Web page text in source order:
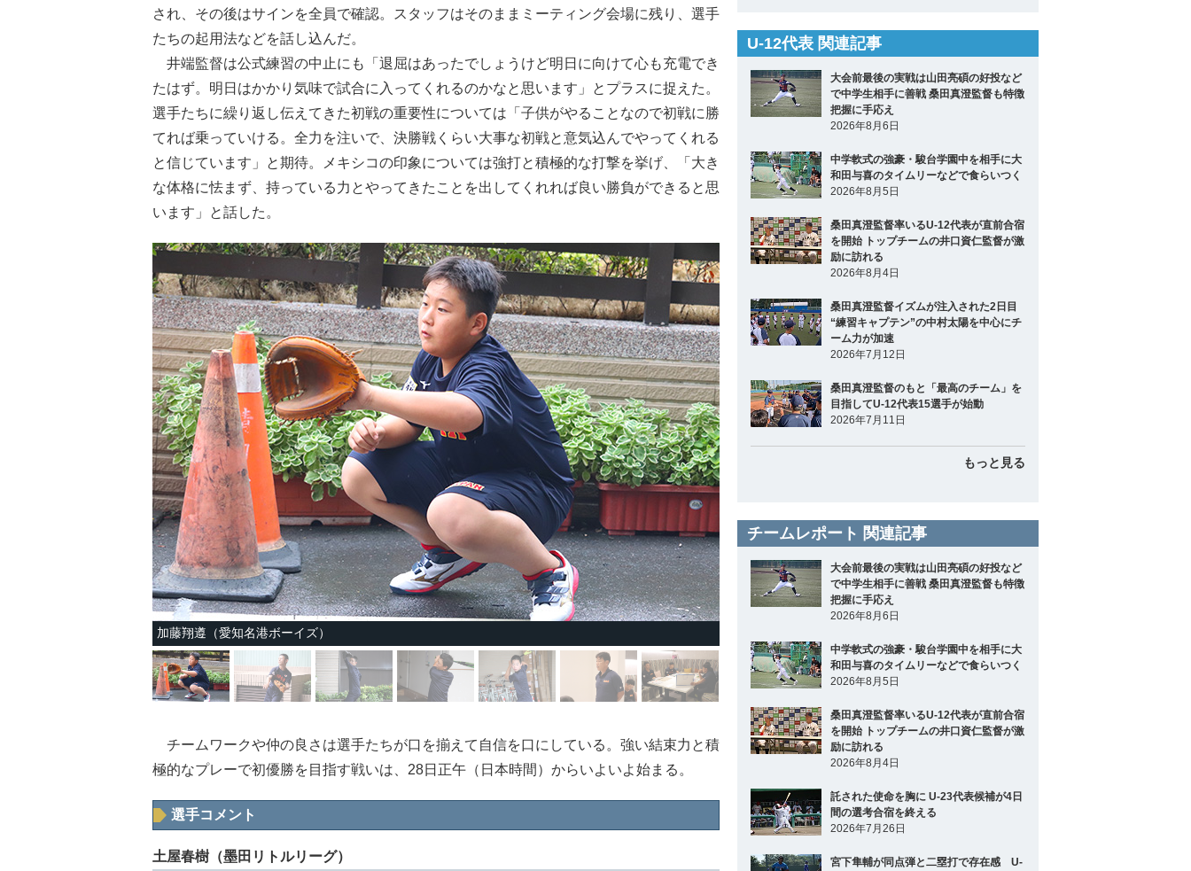
され、その後はサインを全員で確認。スタッフはそのままミーティング会場に残り、選手
たちの起用法などを話し込んだ。
井端監督は公式練習の中止にも「退屈はあったでしょうけど明日に向けて心も充電でき
たはず。明日はかかり気味で試合に入ってくれるのかなと思います」とプラスに捉えた。
選手たちに繰り返し伝えてきた初戦の重要性については「子供がやることなので初戦に勝
てれば乗っていける。全力を注いで、決勝戦くらい大事な初戦と意気込んでやってくれる
と信じています」と期待。メキシコの印象については強打と積極的な打撃を挙げ、「大き
な体格に怯まず、持っている力とやってきたことを出してくれれば良い勝負ができると思
います」と話した。
加藤翔遵（愛知名港ボーイズ）
チームワークや仲の良さは選手たちが口を揃えて自信を口にしている。強い結束力と積
極的なプレーで初優勝を目指す戦いは、28日正午（日本時間）からいよいよ始まる。
選手コメント
土屋春樹（墨田リトルリーグ）
U-12代表 関連記事
大会前最後の実戦は山田亮碩の好投など
で中学生相手に善戦 桑田真澄監督も特徴
把握に手応え
2026年8月6日
中学軟式の強豪・駿台学園中を相手に大
和田与喜のタイムリーなどで食らいつく
2026年8月5日
桑田真澄監督率いるU-12代表が直前合宿
を開始 トップチームの井口資仁監督が激
励に訪れる
2026年8月4日
桑田真澄監督イズムが注入された2日目
“練習キャプテン”の中村太陽を中心にチ
ーム力が加速
2026年7月12日
桑田真澄監督のもと「最高のチーム」を
目指してU-12代表15選手が始動
2026年7月11日
もっと見る
チームレポート 関連記事
大会前最後の実戦は山田亮碩の好投など
で中学生相手に善戦 桑田真澄監督も特徴
把握に手応え
2026年8月6日
中学軟式の強豪・駿台学園中を相手に大
和田与喜のタイムリーなどで食らいつく
2026年8月5日
桑田真澄監督率いるU-12代表が直前合宿
を開始 トップチームの井口資仁監督が激
励に訪れる
2026年8月4日
託された使命を胸に U-23代表候補が4日
間の選考合宿を終える
2026年7月26日
宮下隼輔が同点弾と二塁打で存在感 U-